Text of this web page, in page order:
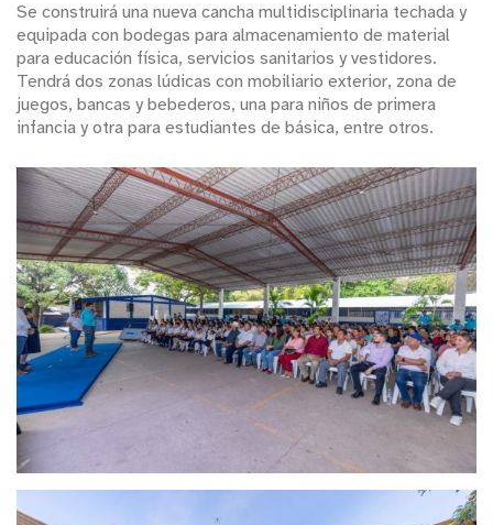
Se construirá una nueva cancha multidisciplinaria techada y
equipada con bodegas para almacenamiento de material
para educación física, servicios sanitarios y vestidores.
Tendrá dos zonas lúdicas con mobiliario exterior, zona de
juegos, bancas y bebederos, una para niños de primera
infancia y otra para estudiantes de básica, entre otros.